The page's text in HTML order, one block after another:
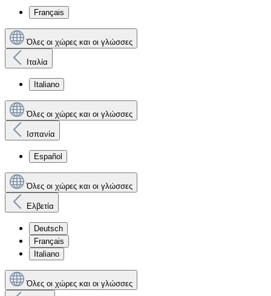
Français
Όλες οι χώρες και οι γλώσσες
Ιταλία
Italiano
Όλες οι χώρες και οι γλώσσες
Ισπανία
Español
Όλες οι χώρες και οι γλώσσες
Ελβετία
Deutsch
Français
Italiano
Όλες οι χώρες και οι γλώσσες